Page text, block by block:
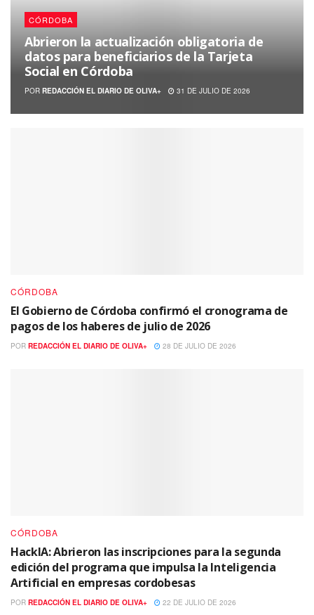
CÓRDOBA
Abrieron la actualización obligatoria de
datos para beneficiarios de la Tarjeta
Social en Córdoba
POR REDACCIÓN EL DIARIO DE OLIVA+ 31 DE JULIO DE 2026
CÓRDOBA
El Gobierno de Córdoba confirmó el cronograma de
pagos de los haberes de julio de 2026
POR REDACCIÓN EL DIARIO DE OLIVA+ 28 DE JULIO DE 2026
CÓRDOBA
HackIA: Abrieron las inscripciones para la segunda
edición del programa que impulsa la Inteligencia
Artificial en empresas cordobesas
POR REDACCIÓN EL DIARIO DE OLIVA+ 22 DE JULIO DE 2026